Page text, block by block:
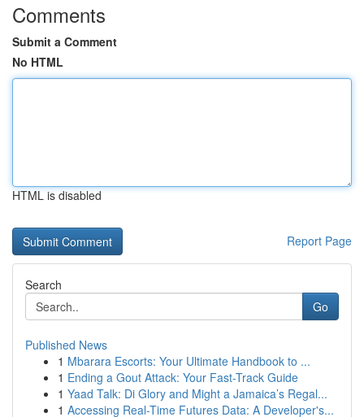
Comments
Submit a Comment
No HTML
HTML is disabled
Report Page
Search
Go
Published News
1 Mbarara Escorts: Your Ultimate Handbook to ...
1 Ending a Gout Attack: Your Fast-Track Guide
1 Yaad Talk: Di Glory and Might a Jamaica’s Regal...
1 Accessing Real-Time Futures Data: A Developer's...